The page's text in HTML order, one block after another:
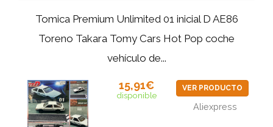
Tomica Premium Unlimited 01 inicial D AE86
Toreno Takara Tomy Cars Hot Pop coche
vehículo de...
15,91€
disponible
VER PRODUCTO
Aliexpress